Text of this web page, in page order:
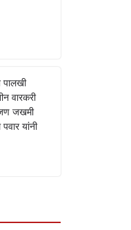
पालखी
वारकरी
जखमी
यांनी